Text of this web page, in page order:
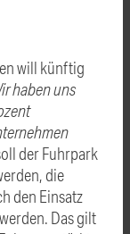
will künftig
haben uns
der Fuhrpark
die
den Einsatz
Das gilt